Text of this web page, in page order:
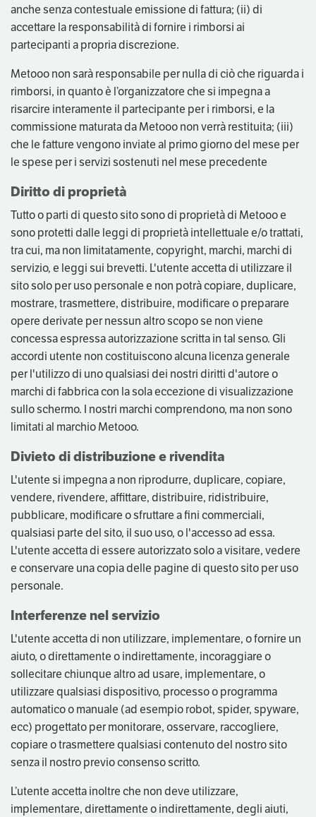
anche senza contestuale emissione di fattura; (ii) di
accettare la responsabilità di fornire i rimborsi ai
partecipanti a propria discrezione.
Metooo non sarà responsabile per nulla di ciò che riguarda i
rimborsi, in quanto è l’organizzatore che si impegna a
risarcire interamente il partecipante per i rimborsi, e la
commissione maturata da Metooo non verrà restituita; (iii)
che le fatture vengono inviate al primo giorno del mese per
le spese per i servizi sostenuti nel mese precedente
Diritto di proprietà
Tutto o parti di questo sito sono di proprietà di Metooo e
sono protetti dalle leggi di proprietà intellettuale e/o trattati,
tra cui, ma non limitatamente, copyright, marchi, marchi di
servizio, e leggi sui brevetti. L'utente accetta di utilizzare il
sito solo per uso personale e non potrà copiare, duplicare,
mostrare, trasmettere, distribuire, modificare o preparare
opere derivate per nessun altro scopo se non viene
concessa espressa autorizzazione scritta in tal senso. Gli
accordi utente non costituiscono alcuna licenza generale
per l'utilizzo di uno qualsiasi dei nostri diritti d'autore o
marchi di fabbrica con la sola eccezione di visualizzazione
sullo schermo. I nostri marchi comprendono, ma non sono
limitati al marchio Metooo.
Divieto di distribuzione e rivendita
L'utente si impegna a non riprodurre, duplicare, copiare,
vendere, rivendere, affittare, distribuire, ridistribuire,
pubblicare, modificare o sfruttare a fini commerciali,
qualsiasi parte del sito, il suo uso, o l'accesso ad essa.
L'utente accetta di essere autorizzato solo a visitare, vedere
e conservare una copia delle pagine di questo sito per uso
personale.
Interferenze nel servizio
L'utente accetta di non utilizzare, implementare, o fornire un
aiuto, o direttamente o indirettamente, incoraggiare o
sollecitare chiunque altro ad usare, implementare, o
utilizzare qualsiasi dispositivo, processo o programma
automatico o manuale (ad esempio robot, spider, spyware,
ecc) progettato per monitorare, osservare, raccogliere,
copiare o trasmettere qualsiasi contenuto del nostro sito
senza il nostro previo consenso scritto.
L’utente accetta inoltre che non deve utilizzare,
implementare, direttamente o indirettamente, degli aiuti,